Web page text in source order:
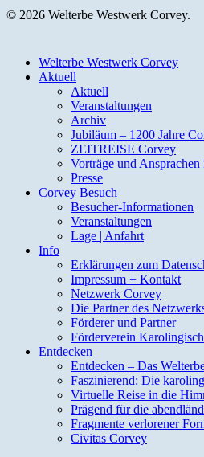
© 2026 Welterbe Westwerk Corvey.
Close
Menu
Welterbe Westwerk Corvey
Aktuell
Aktuell
Veranstaltungen
Archiv
Jubiläum – 1200 Jahre
ZEITREISE Corvey
Vorträge und
Presse
Corvey Besuch
Besucher-Informationen
Veranstaltungen
Lage | Anfahrt
Info
Erklärungen zum
Impressum + Kontakt
Netzwerk Corvey
Die Partner des
Förderer und Partner
Förderverein
Entdecken
Entdecken – Das
Faszinierend: Die
Virtuelle Reise in die
Prägend für die
Fragmente verlorener
Civitas Corvey